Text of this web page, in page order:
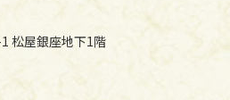
松屋銀座地下1階